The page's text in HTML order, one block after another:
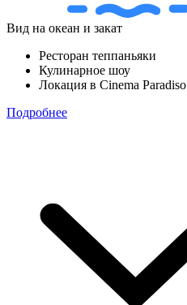
Вид на океан и закат
Ресторан теппаньяки
Кулинарное шоу
Локация в Cinema Paradiso
Подробнее